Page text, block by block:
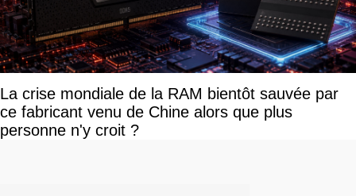
La crise mondiale de la RAM bientôt sauvée par
ce fabricant venu de Chine alors que plus
personne n'y croit ?